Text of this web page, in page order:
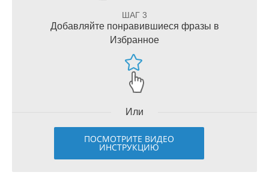
ШАГ 3
Добавляйте понравившиеся фразы в
Избранное
Или
ПОСМОТРИТЕ ВИДЕО
ИНСТРУКЦИЮ